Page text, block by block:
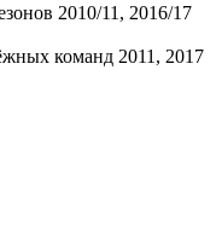
2010/11, 2016/17
команд 2011, 2017